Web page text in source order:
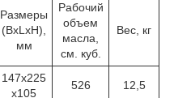
Размеры
(BxLxH),
мм
Рабочий
объем
масла,
см. куб.
Вес, кг
147x225
x105
526 12,5